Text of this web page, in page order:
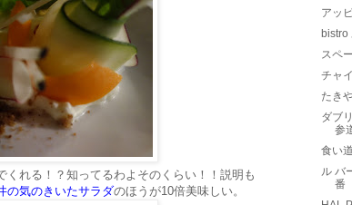
くれる！？知ってるわよそのくらい！！説明も
の気のきいたサラダのほうが10倍美味しい。
アッ
bistro
スペ
チャ
たき
ダブ
参
食い
ル バ
番